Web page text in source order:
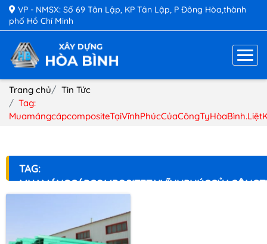
VP - NMSX: Số 69 Tân Lập, KP Tân Lập, P Đông Hòa,thành
phố Hồ Chí Minh
Trang chủ
Tin Tức
Tag:
TAG: